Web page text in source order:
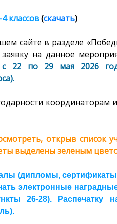
классов(скачать)
сайте в разделе
на данное
с 22 по 29 мая 2026
координаторам
открыв список
выделены зеленым
(дипломы,
электронные
26-28). Распечатку